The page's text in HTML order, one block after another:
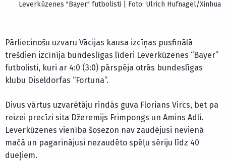
Leverkūzenes "Bayer" futbolisti | Foto: Ulrich Hufnagel/Xinhua
Pārliecinošu uzvaru Vācijas kausa izcīņas pusfinālā
trešdien izcīnīja bundeslīgas līderi Leverkūzenes “Bayer”
futbolisti, kuri ar 4:0 (3:0) pārspēja otrās bundeslīgas
klubu Diseldorfas “Fortuna”.
Divus vārtus uzvarētāju rindās guva Florians Vircs, bet pa
reizei precīzi sita Džeremijs Frimpongs un Amins Adli.
Leverkūzenes vienība šosezon nav zaudējusi nevienā
mačā un pagarinājusi nezaudēto spēļu sēriju līdz 40
dueļiem.